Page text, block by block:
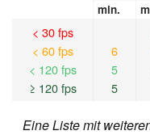
min.
< 30 fps
< 60 fps
< 120 fps
≥ 120 fps
6
5
5
Eine Liste mit